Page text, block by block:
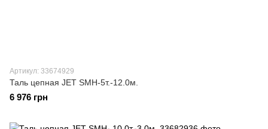
Артикул: 33674929
Таль цепная JET SMH-5т.-12.0м.
6 976 грн